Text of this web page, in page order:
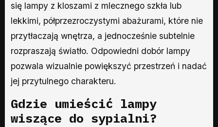
się lampy z kloszami z mlecznego szkła lub
lekkimi, półprzezroczystymi abażurami, które nie
przytłaczają wnętrza, a jednocześnie subtelnie
rozpraszają światło. Odpowiedni dobór lampy
pozwala wizualnie powiększyć przestrzeń i nadać
jej przytulnego charakteru.
Gdzie umieścić lampy
wiszące do sypialni?